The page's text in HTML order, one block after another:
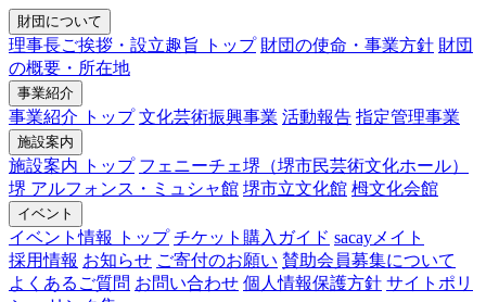
財団について
理事長ご挨拶・設立趣旨 トップ 財団の使命・事業方針 財団
の概要・所在地
事業紹介
事業紹介 トップ 文化芸術振興事業 活動報告 指定管理事業
施設案内
施設案内 トップ フェニーチェ堺（堺市民芸術文化ホール）
堺 アルフォンス・ミュシャ館 堺市立文化館 栂文化会館
イベント
イベント情報 トップ チケット購入ガイド sacayメイト
採用情報 お知らせ ご寄付のお願い 賛助会員募集について
よくあるご質問 お問い合わせ 個人情報保護方針 サイトポリ